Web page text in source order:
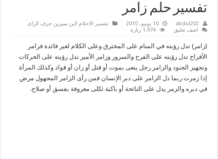
تفسير حلم زامر
abdul202 10 يونيو، 2010
تفسير الاحلام لابن سيرين حرف الزاى
اضف تعليق
1,974 زيارة
(زامر) تدل رؤيته في المنام على المخترق وعلى الكلام لغير فائدة فزامر
الأفراح تدل رؤيته على الفرح والسرور وزامر الأمير تدل رؤيته على الحركات
وتجهيز الجنود والزامر رجل ينعى بموت أو قتل أو زان أو قواد وكذلك المرأة
إذا زمرت ربما دل الزامر على دبر الإنسان فمن رأى الزامر المجهول مرض
في دبره والزمر يدل على النائحة أو باكية ثكلى معروفة بفسق أو صلاح.